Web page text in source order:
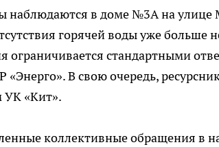
наблюдаются в доме №3А на улице
горячей воды уже больше
стандартными
«Энерго». В свою очередь,
УК «Кит».
коллективные обращения в